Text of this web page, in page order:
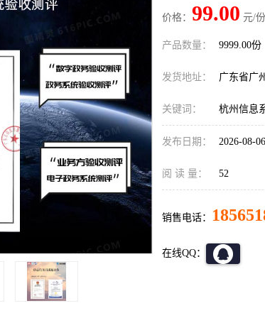
价格： 99.00 元/
产品数量： 9999.00份
发货地址： 广东省广
关键词： 杭州信息
发布日期： 2026-08-06
阅 读 量： 52
销售电话：
在线QQ：